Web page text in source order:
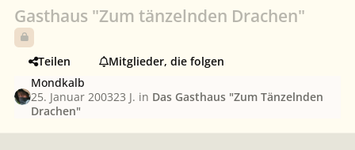
Gasthaus "Zum tänzelnden Drachen"
Teilen
Mitglieder, die folgen
Mondkalb
25. Januar 200323 J. in Das Gasthaus "Zum Tänzelnden
Drachen"